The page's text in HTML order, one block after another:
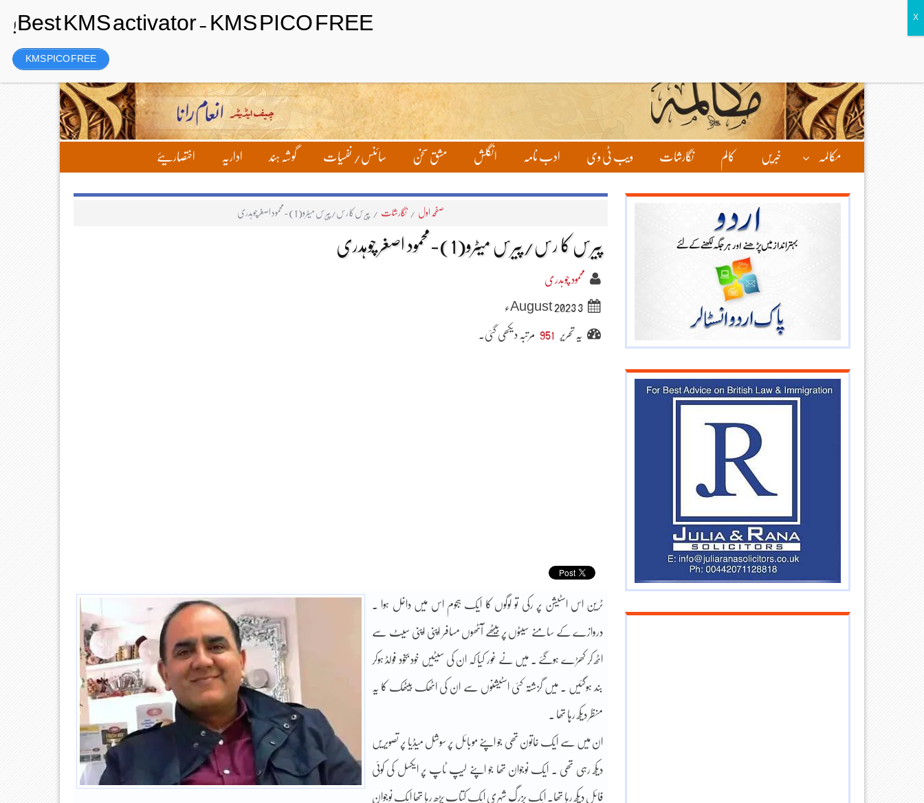
Saturday، 8 August 2026ء
مکالمہ خبریں کالم نگارشات ویب ٹی وی ادب نامہ انگلش مشق سخن سائنس/ نفسیات گوشہ ہند اداریہ اختصاریئے
صفحہ اول / نگارشات / پیرس کا رس/پیرس میٹرو(1)-محمود اصغر چوہدری
پیرس کا رس/پیرس میٹرو(1)-محمود اصغر چوہدری
محمود چوہدری
3 August 2023ء
یہ تحریر 951 مرتبہ دیکھی گئی۔
ٹرین اس اسٹیشن پر رکی تو لوگوں کا ایک ہجوم اس میں داخل ہوا ۔
دروازے کے سامنے سیٹوں پربیٹھے آٹھوں مسافر اپنی اپنی سیٹ سے
اٹھ کر کھڑے ہوگئے ۔ میں نے غور کیا کہ ان کی سیٹیں خود بخود فولڈ ہوکر
بند ہوگئیں ۔ میں گزشتہ کئی اسٹیشنوں سے ان کی اٹھک بیٹھک کا یہ
منظر دیکھ رہا تھا ۔
ان میں سے ایک خاتون تھی جو اپنے موبائل پر سوشل میڈیا پر تصویریں
دیکھ رہی تھی ۔ ایک نوجوان تھا جو اپنے لیپ ٹاپ پر ایکسل کی کوئی
فائل دیکھ رہا تھا۔ ایک بزرگ شہری ایک کتاب پڑھ رہا تھا ایک نوجوان
KMS PICO FREE